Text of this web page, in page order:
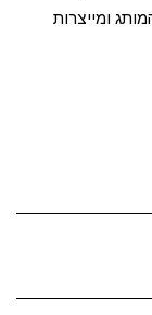
ומייצרות